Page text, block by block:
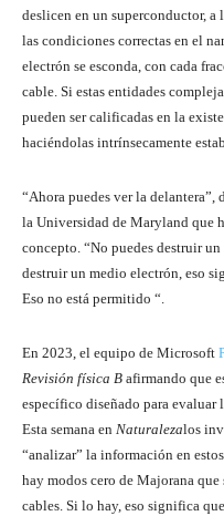
deslicen en un superconductor, a
las condiciones correctas en el
electrón se esconda, con cada
cable. Si estas entidades
pueden ser calificadas en la
haciéndolas intrínsecamente
“Ahora puedes ver la delantera”,
la Universidad de Maryland que
concepto. “No puedes destruir
destruir un medio electrón, eso
Eso no está permitido “.
En 2023, el equipo de Microsoft
Revisión física B afirmando que
específico diseñado para evaluar
Esta semana en Naturalezalos
“analizar” la información en
hay modos cero de Majorana
cables. Si lo hay, eso significa